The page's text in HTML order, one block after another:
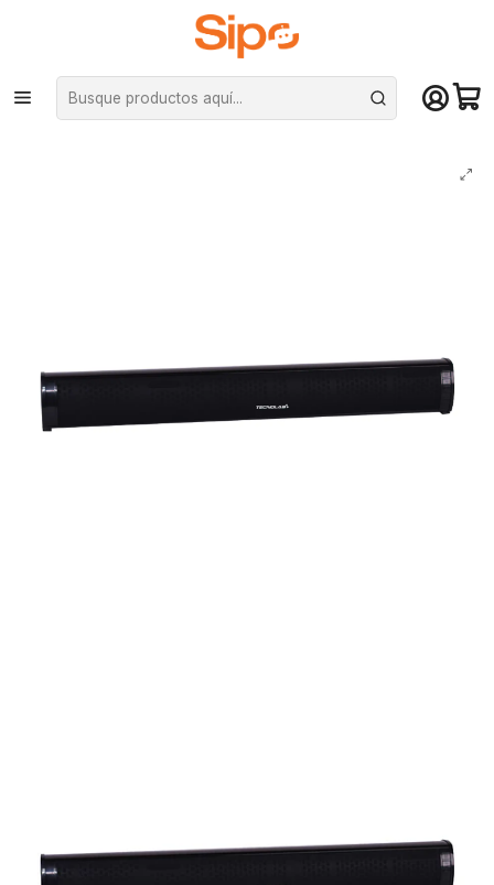
¡Compra hasta mediodía y recibe hoy! De lunes a sábado en el gran
Santiago. Envío gratis desde $29.990
Inicio Audio y música Parlantes Bluetoth
Barra de Sonido Tecnolab TL 122 - BT 5.0 + EDR, 45W / RMS